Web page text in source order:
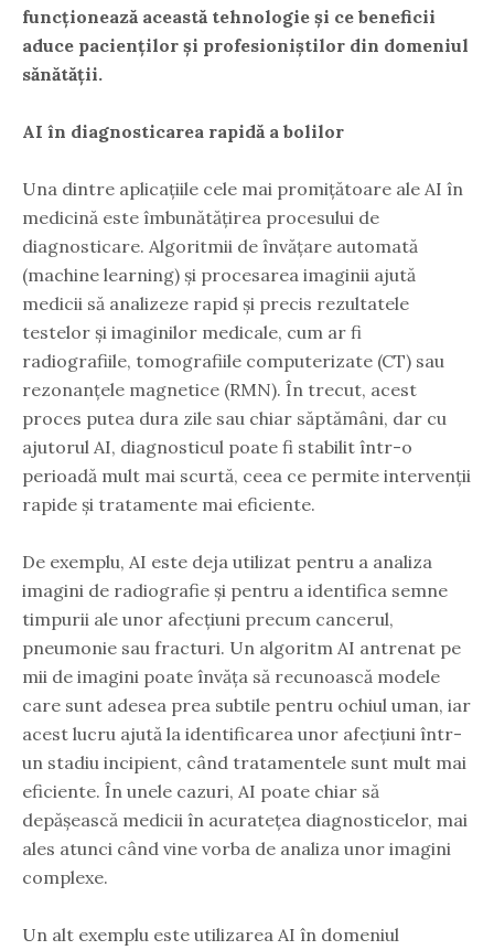
funcționează această tehnologie și ce beneficii
aduce pacienților și profesioniștilor din domeniul
sănătății.
AI în diagnosticarea rapidă a bolilor
Una dintre aplicațiile cele mai promițătoare ale AI în
medicină este îmbunătățirea procesului de
diagnosticare. Algoritmii de învățare automată
(machine learning) și procesarea imaginii ajută
medicii să analizeze rapid și precis rezultatele
testelor și imaginilor medicale, cum ar fi
radiografiile, tomografiile computerizate (CT) sau
rezonanțele magnetice (RMN). În trecut, acest
proces putea dura zile sau chiar săptămâni, dar cu
ajutorul AI, diagnosticul poate fi stabilit într-o
perioadă mult mai scurtă, ceea ce permite intervenții
rapide și tratamente mai eficiente.
De exemplu, AI este deja utilizat pentru a analiza
imagini de radiografie și pentru a identifica semne
timpurii ale unor afecțiuni precum cancerul,
pneumonie sau fracturi. Un algoritm AI antrenat pe
mii de imagini poate învăța să recunoască modele
care sunt adesea prea subtile pentru ochiul uman, iar
acest lucru ajută la identificarea unor afecțiuni într-
un stadiu incipient, când tratamentele sunt mult mai
eficiente. În unele cazuri, AI poate chiar să
depășească medicii în acuratețea diagnosticelor, mai
ales atunci când vine vorba de analiza unor imagini
complexe.
Un alt exemplu este utilizarea AI în domeniul